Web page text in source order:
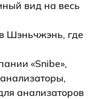
вид на весь
Шэньчжэнь, где
«Snibe»,
анализаторов